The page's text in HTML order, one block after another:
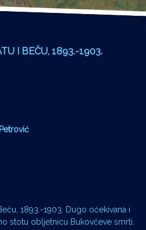
I BEČU, 1893.-1903.
1893.-1903. Dugo očekivana i
stotu obljetnicu Bukovčeve smrti.